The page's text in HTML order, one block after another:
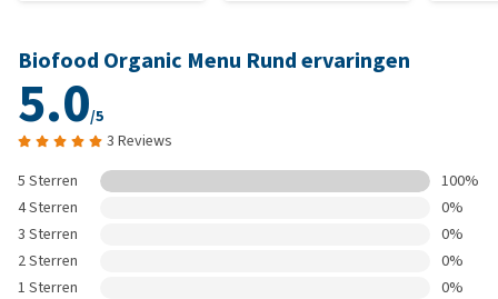
Biofood Organic Menu Rund ervaringen
5.0/5
3 Reviews
5 Sterren
100%
4 Sterren
0%
3 Sterren
0%
2 Sterren
0%
1 Sterren
0%